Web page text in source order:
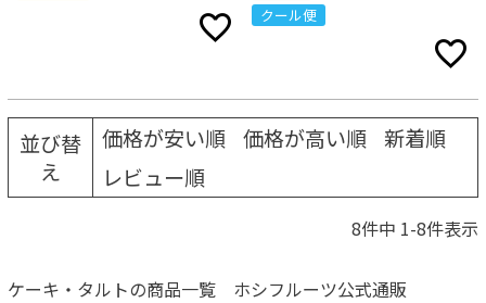
クール便
並び替
え
価格が安い順 価格が高い順
新着順
レビュー順
8件中 1-8件表示
ケーキ・タルトの商品一覧 ホシフルーツ公式通販